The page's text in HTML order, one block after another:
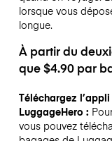
lorsque vous
longue.
À partir du
que $4.90 par
Téléchargez
LuggageHero :
vous pouvez